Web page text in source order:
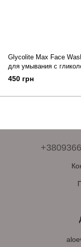
Glycolite Max Face
для умывания с
салициловой кислотой
Гликолайт 60 мл
450 грн